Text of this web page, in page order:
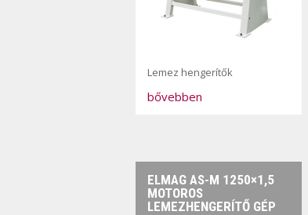
Lemez hengerítők
bővebben
ELMAG AS-M 1250×1,5
MOTOROS
LEMEZHENGERÍTŐ GÉP